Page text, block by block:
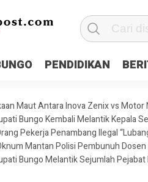
PENDIDIKAN
Maut Antara Inova Zenix vs
Bungo Kembali Melantik Kepala
Pekerja Penambang Ilegal
Mantan Polisi Pembunuh
Bungo Melantik Sejumlah